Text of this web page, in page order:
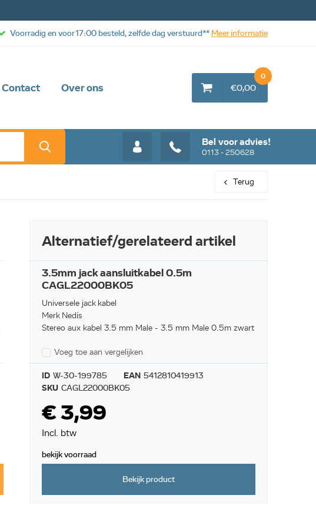
Contact Over ons
Bel voor advies!
0113 - 250628
€0,00
0
Voorradig en voor 17:00 besteld, zelfde dag verstuurd** Meer informatie
Terug
Alternatief/gerelateerd artikel
3.5mm jack aansluitkabel 0.5m
CAGL22000BK05
Universele jack kabel
Merk Nedis
Stereo aux kabel 3.5 mm Male - 3.5 mm Male 0.5m zwart
Voeg toe aan vergelijken
ID W-30-199785 EAN 5412810419913
SKU CAGL22000BK05
€ 3,99
Incl. btw
bekijk voorraad
Bekijk product